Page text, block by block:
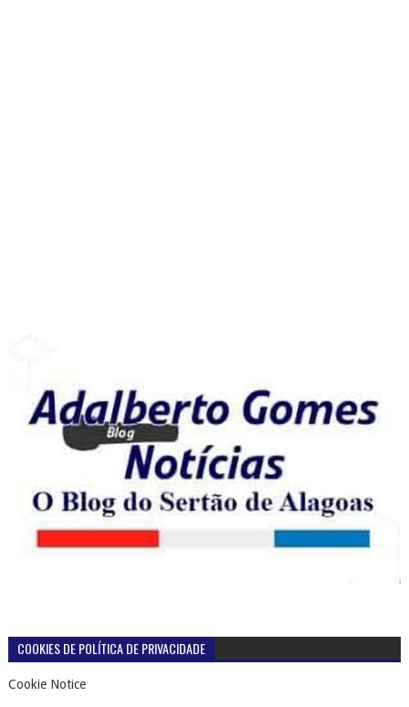
COOKIES DE POLÍTICA DE PRIVACIDADE
Cookie Notice